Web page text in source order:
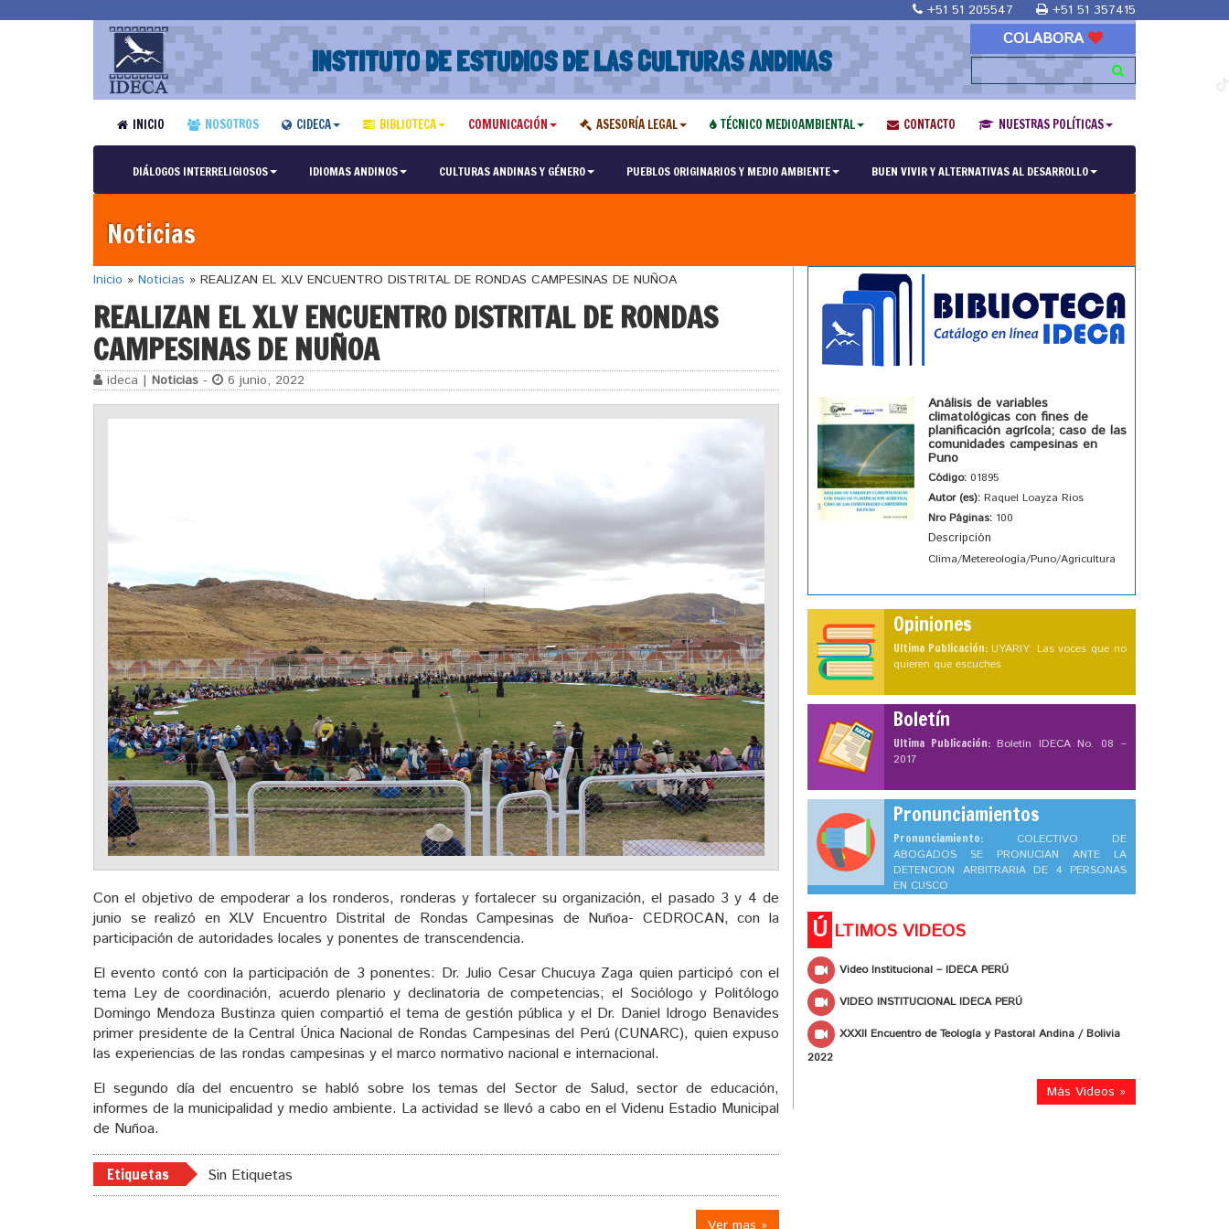
+51 51 205547 +51 51 357415
INSTITUTO DE ESTUDIOS DE LAS CULTURAS ANDINAS
COLABORA
INICIO NOSOTROS CIDECA BIBLIOTECA COMUNICACIÓN ASESORÍA LEGAL TÉCNICO MEDIOAMBIENTAL CONTACTO NUESTRAS POLÍTICAS
DIÁLOGOS INTERRELIGIOSOS IDIOMAS ANDINOS CULTURAS ANDINAS Y GÉNERO PUEBLOS ORIGINARIOS Y MEDIO AMBIENTE BUEN VIVIR Y ALTERNATIVAS AL DESARROLLO
Noticias
Inicio » Noticias » REALIZAN EL XLV ENCUENTRO DISTRITAL DE RONDAS CAMPESINAS DE NUÑOA
REALIZAN EL XLV ENCUENTRO DISTRITAL DE RONDAS
CAMPESINAS DE NUÑOA
ideca | Noticias - 6 junio, 2022
Con el objetivo de empoderar a los ronderos, ronderas y fortalecer su organización, el pasado 3 y 4 de
junio se realizó en XLV Encuentro Distrital de Rondas Campesinas de Nuñoa- CEDROCAN, con la
participación de autoridades locales y ponentes de transcendencia.
El evento contó con la participación de 3 ponentes: Dr. Julio Cesar Chucuya Zaga quien participó con el
tema Ley de coordinación, acuerdo plenario y declinatoria de competencias; el Sociólogo y Politólogo
Domingo Mendoza Bustinza quien compartió el tema de gestión pública y el Dr. Daniel Idrogo Benavides
primer presidente de la Central Única Nacional de Rondas Campesinas del Perú (CUNARC), quien expuso
las experiencias de las rondas campesinas y el marco normativo nacional e internacional.
El segundo día del encuentro se habló sobre los temas del Sector de Salud, sector de educación,
informes de la municipalidad y medio ambiente. La actividad se llevó a cabo en el Videnu Estadio Municipal
de Nuñoa.
Etiquetas Sin Etiquetas
Análisis de variables
climatológicas con fines de
planificación agrícola; caso de las
comunidades campesinas en
Puno
Código: 01895
Autor (es): Raquel Loayza Rios
Nro Páginas: 100
Descripción
Clima/Metereología/Puno/Agricultura
Opiniones
Ultima Publicación: UYARIY: Las voces que no
quieren que escuches
Boletín
Ultima Publicación: Boletín IDECA No. 08 –
2017
Pronunciamientos
Pronunciamiento: COLECTIVO DE
ABOGADOS SE PRONUCIAN ANTE LA
DETENCION ARBITRARIA DE 4 PERSONAS
EN CUSCO
Ú LTIMOS VIDEOS
Video Institucional – IDECA PERÚ
VIDEO INSTITUCIONAL IDECA PERÚ
XXXII Encuentro de Teología y Pastoral Andina / Bolivia
2022
Más Videos »